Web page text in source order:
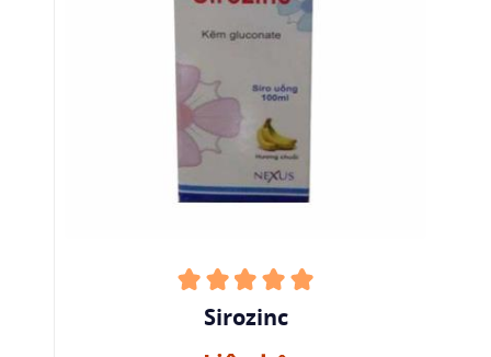
Sirozinc